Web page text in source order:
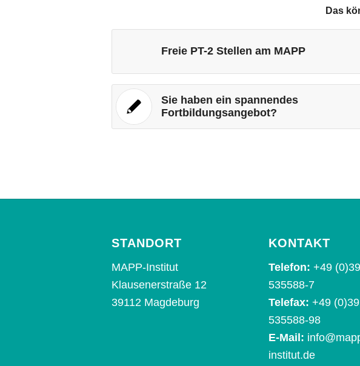
Das
Freie PT-2 Stellen am MAPP
Sie haben ein spannendes
Fortbildungsangebot?
STANDORT
MAPP-Institut
Klausenerstraße 12
39112 Magdeburg
KONTAKT
Telefon: +49
535588-7
Telefax: +49
535588-98
E-Mail:
institut.de